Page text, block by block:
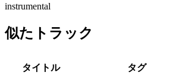
instrumental
似たトラック
タイトル タグ